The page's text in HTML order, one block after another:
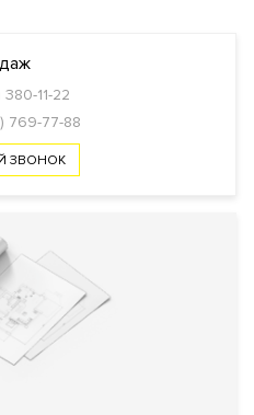
отдыха для водителей и
Профессиональная охрана
служба
и охраняемая
11-22
769-77-88
ЗВОНОК